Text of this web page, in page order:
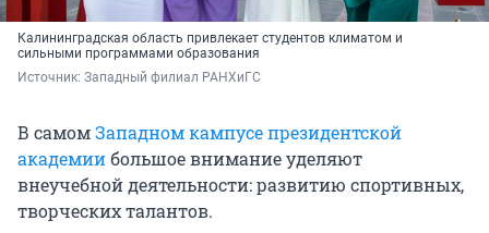
Калининградская область привлекает студентов климатом и
сильными программами образования
Источник: Западный филиал РАНХиГС
В самомЗападном кампусе президентской
академиибольшое внимание уделяют
внеучебной деятельности: развитию спортивных,
творческих талантов.